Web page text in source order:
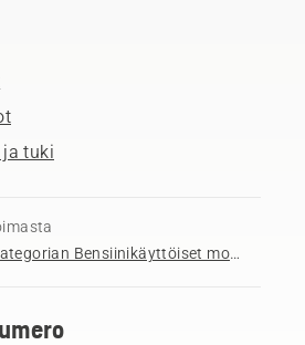
tuki
Näytä kaikki kategorian Bensiinikäyttöiset moottorisahat myytävät tuotteet